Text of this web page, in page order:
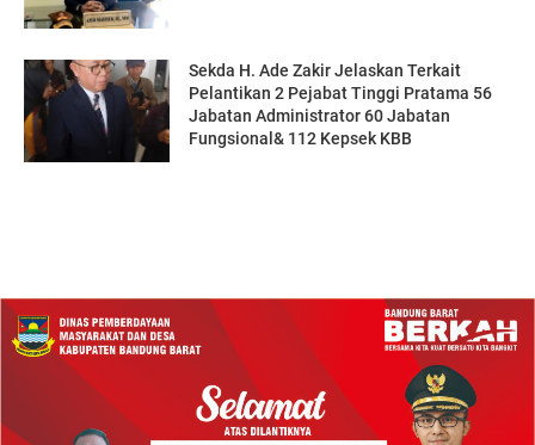
Sekda H. Ade Zakir Jelaskan Terkait
Pelantikan 2 Pejabat Tinggi Pratama 56
Jabatan Administrator 60 Jabatan
Fungsional& 112 Kepsek KBB